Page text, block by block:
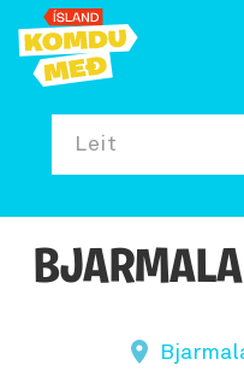
Leit